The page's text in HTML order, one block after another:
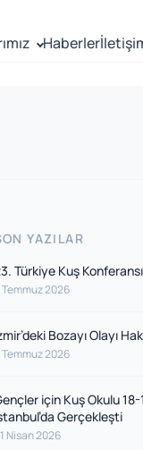
Haberler
YAZILAR
Türkiye Kuş Konferansı
Temmuz 2026
Bozayı Olayı
Temmuz 2026
için Kuş Okulu 18-
Gerçekleşti
Nisan 2026